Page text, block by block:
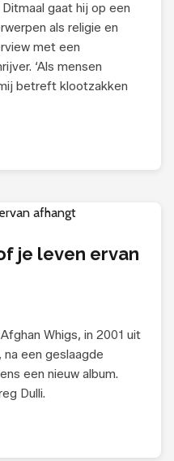
gaat hij op een
als religie en
met een
‘Als mensen
betreft klootzakken
je leven ervan
Whigs, in 2001 uit
een geslaagde
een nieuw album.
Dulli.